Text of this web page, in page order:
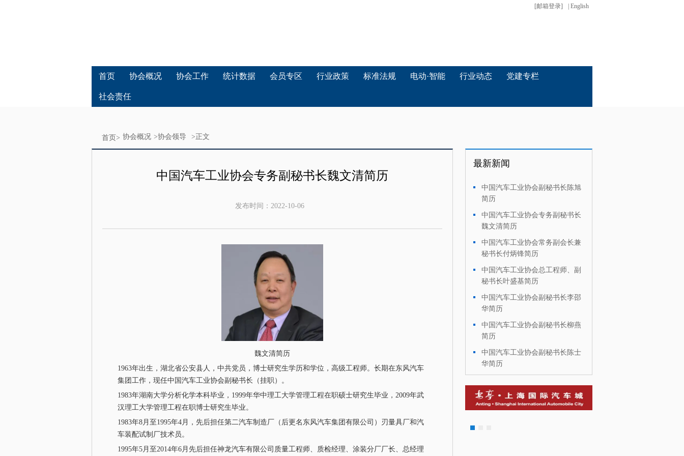
[邮箱登录] | English
首页 协会概况 协会工作 统计数据 会员专区 行业政策 标准法规 电动·智能 行业动态 党建专栏
社会责任
首页> 协会概况 >协会领导 >正文
中国汽车工业协会专务副秘书长魏文清简历
发布时间： 2022-10-06
魏文清简历
1963年出生，湖北省公安县人，中共党员，博士研究生学历和学位，高级工程师。长期在东风汽车
集团工作，现任中国汽车工业协会副秘书长（挂职）。
1983年湖南大学分析化学本科毕业，1999年华中理工大学管理工程在职硕士研究生毕业，2009年武
汉理工大学管理工程在职博士研究生毕业。
1983年8月至1995年4月，先后担任第二汽车制造厂（后更名东风汽车集团有限公司）刃量具厂和汽
车装配试制厂技术员。
1995年5月至2014年6月先后担任神龙汽车有限公司质量工程师、质检经理、涂装分厂厂长、总经理
最新新闻
中国汽车工业协会副秘书长陈旭
简历
中国汽车工业协会专务副秘书长
魏文清简历
中国汽车工业协会常务副会长兼
秘书长付炳锋简历
中国汽车工业协会总工程师、副
秘书长叶盛基简历
中国汽车工业协会副秘书长李邵
华简历
中国汽车工业协会副秘书长柳燕
简历
中国汽车工业协会副秘书长陈士
华简历